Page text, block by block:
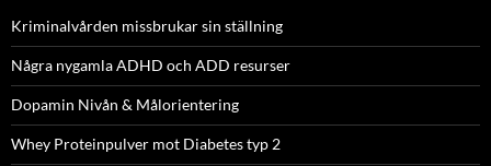
Kriminalvården missbrukar sin ställning
Några nygamla ADHD och ADD resurser
Dopamin Nivån & Målorientering
Whey Proteinpulver mot Diabetes typ 2